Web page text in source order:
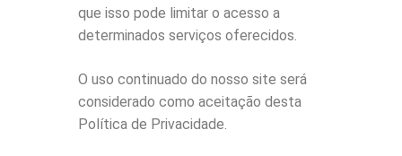
que isso pode limitar o acesso a
determinados serviços oferecidos.
O uso continuado do nosso site será
considerado como aceitação desta
Política de Privacidade.